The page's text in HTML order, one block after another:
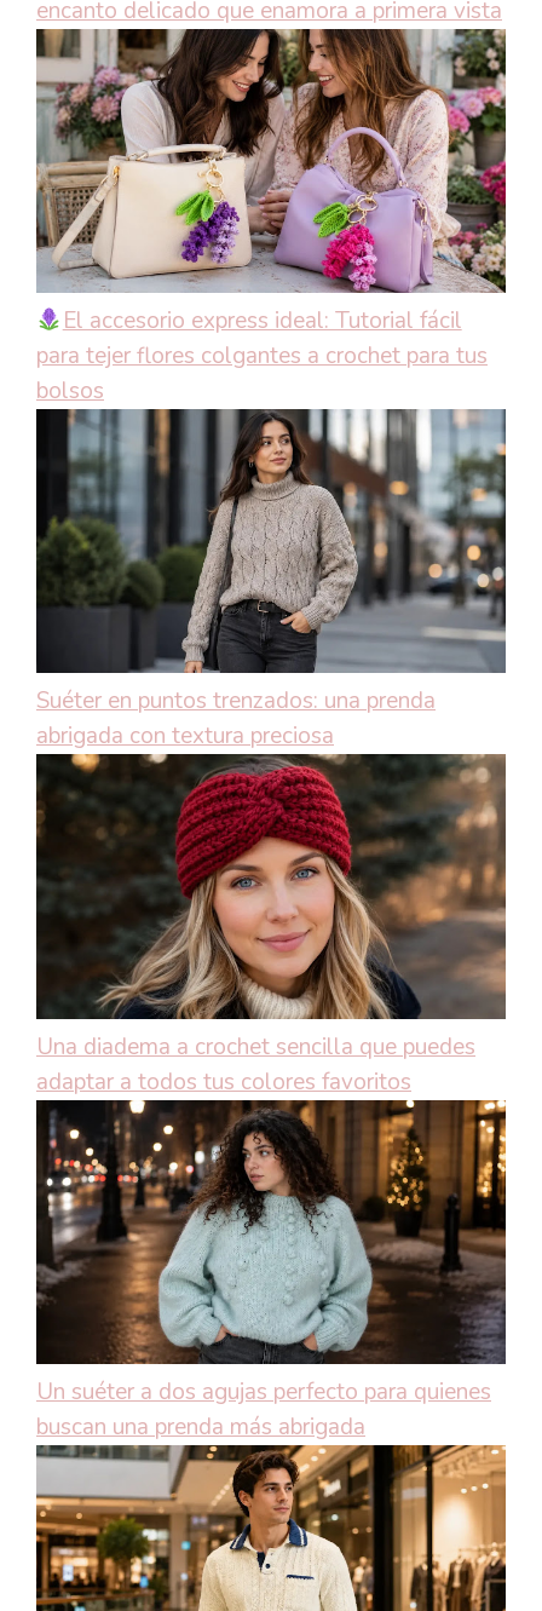
encanto delicado que enamora a primera vista
El accesorio express ideal: Tutorial fácil
para tejer flores colgantes a crochet para tus
bolsos
Suéter en puntos trenzados: una prenda
abrigada con textura preciosa
Una diadema a crochet sencilla que puedes
adaptar a todos tus colores favoritos
Un suéter a dos agujas perfecto para quienes
buscan una prenda más abrigada